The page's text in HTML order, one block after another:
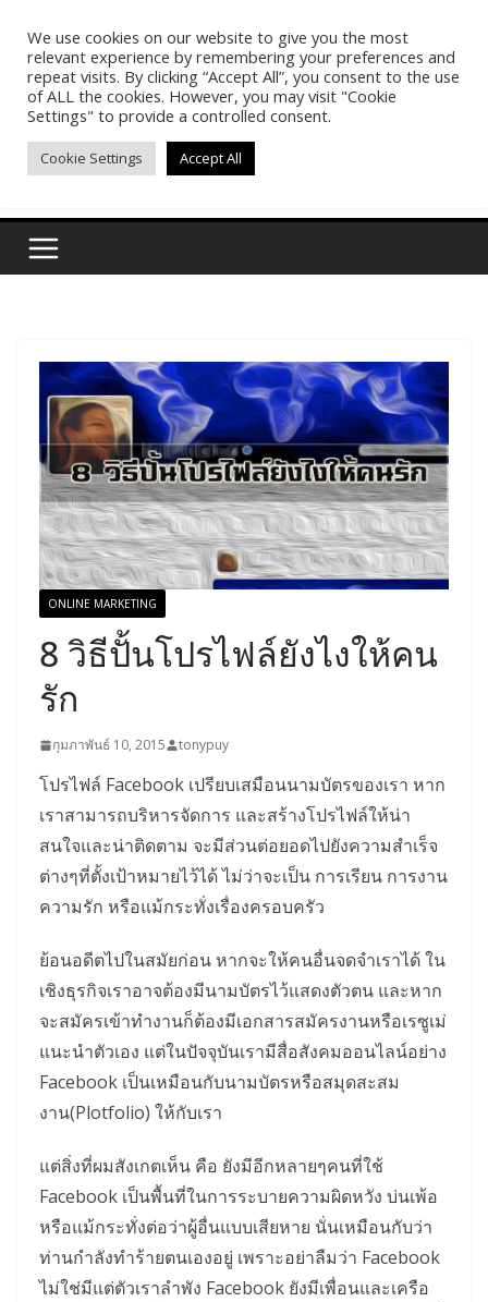
contentPasakon Puypong
(tonypuy)
เปิดพื้นที่การเรียนรู้และพร้อมแบ่งปันของผม
ONLINE MARKETING
8 วิธีปั้นโปรไฟล์ยังไงให้คน
รัก
กุมภาพันธ์ 10, 2015 tonypuy
โปรไฟล์ Facebook เปรียบเสมือนนามบัตรของเรา หาก
เราสามารถบริหารจัดการ และสร้างโปรไฟล์ให้น่า
สนใจและน่าติดตาม จะมีส่วนต่อยอดไปยังความสำเร็จ
ต่างๆที่ตั้งเป้าหมายไว้ได้ ไม่ว่าจะเป็น การเรียน การงาน
ความรัก หรือแม้กระทั่งเรื่องครอบครัว
ย้อนอดีตไปในสมัยก่อน หากจะให้คนอื่นจดจำเราได้ ใน
เชิงธุรกิจเราอาจต้องมีนามบัตรไว้แสดงตัวตน และหาก
จะสมัครเข้าทำงานก็ต้องมีเอกสารสมัครงานหรือเรซูเม่
แนะนำตัวเอง แต่ในปัจจุบันเรามีสื่อสังคมออนไลน์อย่าง
Facebook เป็นเหมือนกับนามบัตรหรือสมุดสะสม
งาน(Plotfolio) ให้กับเรา
แต่สิ่งที่ผมสังเกตเห็น คือ ยังมีอีกหลายๆคนที่ใช้
Facebook เป็นพื้นที่ในการระบายความผิดหวัง บ่นเพ้อ
หรือแม้กระทั่งต่อว่าผู้อื่นแบบเสียหาย นั่นเหมือนกับว่า
ท่านกำลังทำร้ายตนเองอยู่ เพราะอย่าลืมว่า Facebook
ไม่ใช่มีแต่ตัวเราลำพัง Facebook ยังมีเพื่อนและเครือ
We use cookies on our website to give you the most
relevant experience by remembering your preferences and
repeat visits. By clicking “Accept All”, you consent to the use
of ALL the cookies. However, you may visit "Cookie
Settings" to provide a controlled consent.
Cookie Settings Accept All